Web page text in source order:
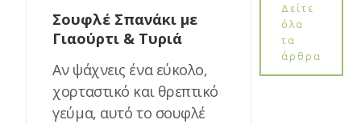
Σουφλέ Σπανάκι με
Γιαούρτι & Τυριά
Αν ψάχνεις ένα εύκολο,
χορταστικό και θρεπτικό
γεύμα, αυτό το σουφλέ
Δείτε
όλα
τα
άρθρα